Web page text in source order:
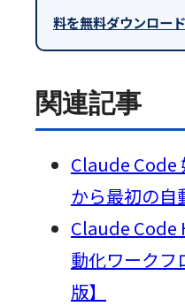
料を無料ダウンロー
関連記事
Claude Code
から最初の自
Claude Code
動化ワークフ
版】